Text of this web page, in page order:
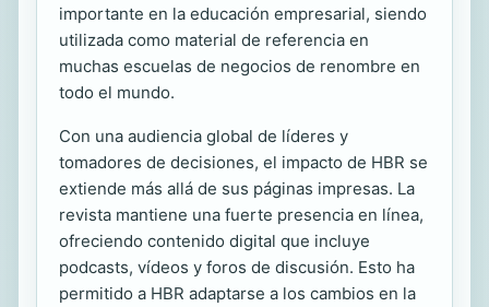
importante en la educación empresarial, siendo
utilizada como material de referencia en
muchas escuelas de negocios de renombre en
todo el mundo.
Con una audiencia global de líderes y
tomadores de decisiones, el impacto de HBR se
extiende más allá de sus páginas impresas. La
revista mantiene una fuerte presencia en línea,
ofreciendo contenido digital que incluye
podcasts, vídeos y foros de discusión. Esto ha
permitido a HBR adaptarse a los cambios en la